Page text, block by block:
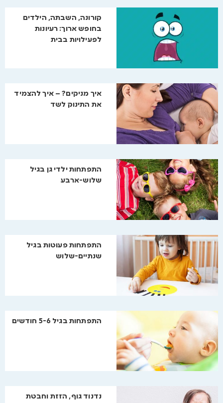
קורונה, השבתה, הילדים
בחופש ארוך: רעיונות
לפעילויות בבית
איך מניקים? – איך להצמיד
את התינוק לשד
התפתחות ילדי גן בגיל
שלוש-ארבע
התפתחות פעוטות בגיל
שנתיים-שלוש
התפתחות בגיל 5-6 חודשים
נדנוד גוף, הזזת וחבטת